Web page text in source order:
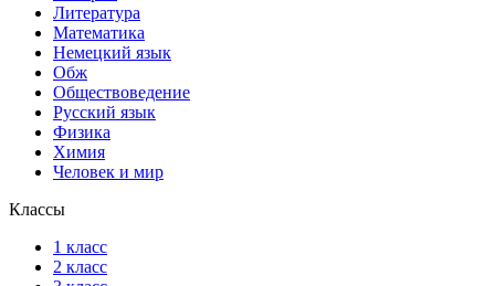
Литература
Математика
Немецкий язык
Обж
Обществоведение
Русский язык
Физика
Химия
Человек и мир
Классы
1 класс
2 класс